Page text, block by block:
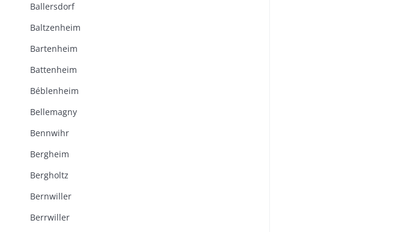
Ballersdorf
Baltzenheim
Bartenheim
Battenheim
Béblenheim
Bellemagny
Bennwihr
Bergheim
Bergholtz
Bernwiller
Berrwiller